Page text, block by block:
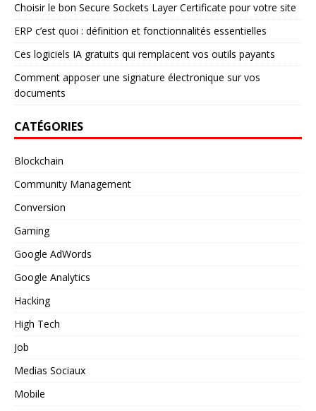
Choisir le bon Secure Sockets Layer Certificate pour votre site
ERP c’est quoi : définition et fonctionnalités essentielles
Ces logiciels IA gratuits qui remplacent vos outils payants
Comment apposer une signature électronique sur vos
documents
CATÉGORIES
Blockchain
Community Management
Conversion
Gaming
Google AdWords
Google Analytics
Hacking
High Tech
Job
Medias Sociaux
Mobile